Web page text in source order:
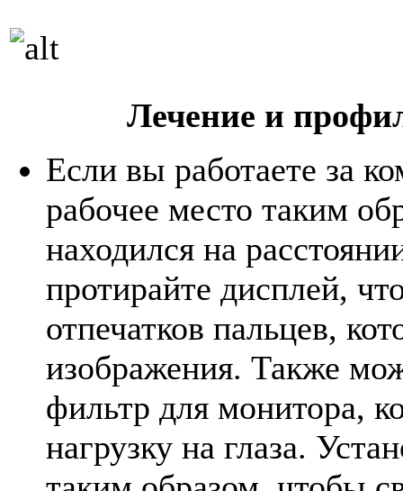
Лечение и
Если вы работаете за
рабочее место таким
находился на
протирайте дисплей,
отпечатков пальцев,
изображения. Также
фильтр для монитора,
нагрузку на глаза.